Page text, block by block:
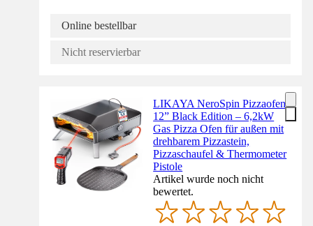
Online bestellbar
Nicht reservierbar
LIKAYA NeroSpin Pizzaofen
12” Black Edition – 6,2kW
Gas Pizza Ofen für außen mit
drehbarem Pizzastein,
Pizzaschaufel & Thermometer
Pistole
Artikel wurde noch nicht
bewertet.